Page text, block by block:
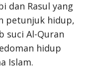
dan Rasul yang
petunjuk hidup,
suci Al-Quran
hidup
Islam.